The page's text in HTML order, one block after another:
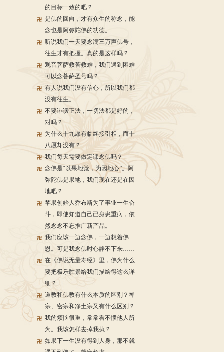
的目标一致的吧？
是佛的回向，才有众生的称念，能
念也是阿弥陀佛的功德。
听说我们一天要念满三万声佛号，
往生才有把握。真的是这样吗？
观音菩萨救苦救难，我们遇到困难
可以念菩萨圣号吗？
有人说我们没有信心，所以我们都
没有往生。
不要诽谤正法，一切法都是好的，
对吗？
为什么十九愿有临终接引相，而十
八愿却没有？
我们每天需要做定课念佛吗？
念佛是“以果地觉，为因地心”。阿
弥陀佛是果地，我们现在还是在因
地吧？
苹果创始人乔布斯为了事业一生奋
斗，即使知道自己已身患重病，依
然念念不忘推广新产品。
我们应该一边念佛，一边想着佛
恩。可是我念佛时心静不下来……
在《佛说无量寿经》里，佛为什么
要把极乐胜景给我们描绘得这么详
细？
道教和佛教有什么本质的区别？禅
宗、密宗和净土宗又有什么区别？
我的烦恼很重，常常看不惯他人所
为。我该怎样去掉我执？
如果下一生没有得到人身，那不就